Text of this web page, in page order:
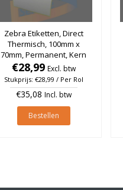
Zebra Etiketten, Direct
Thermisch, 100mm x
70mm, Permanent, Kern
25mm, rol à 1.000 stuks
€28,99 Excl. btw
Stukprijs: €28,99 / Per Rol
€35,08 Incl. btw
Bestellen